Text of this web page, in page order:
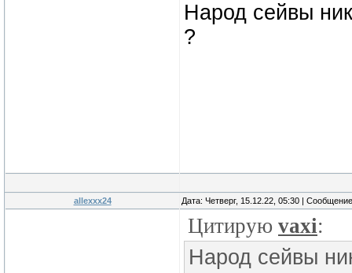
Народ сейвы
?
allexxx24 Дата: Четверг, 15.12.22, 05:30 |
Цитирую vaxi:
Народ сейвы